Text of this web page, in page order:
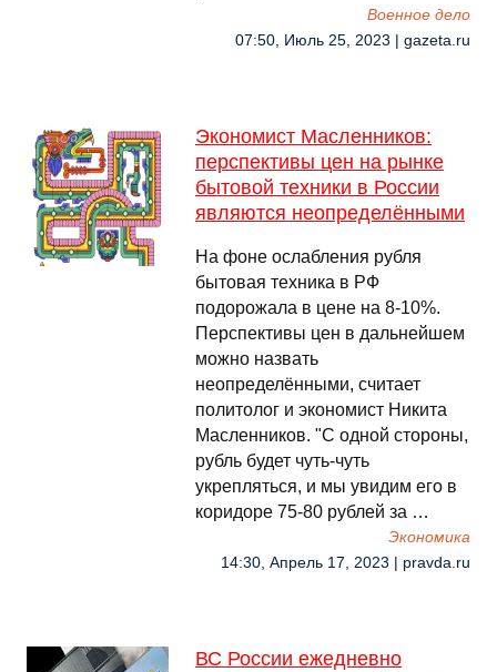
Военное дело
07:50, Июль 25, 2023 | gazeta.ru
Экономист Масленников:
перспективы цен на рынке
бытовой техники в России
являются неопределёнными
На фоне ослабления рубля
бытовая техника в РФ
подорожала в цене на 8-10%.
Перспективы цен в дальнейшем
можно назвать
неопределёнными, считает
политолог и экономист Никита
Масленников. "С одной стороны,
рубль будет чуть-чуть
укрепляться, и мы увидим его в
коридоре 75-80 рублей за …
Экономика
14:30, Апрель 17, 2023 | pravda.ru
ВС России ежедневно